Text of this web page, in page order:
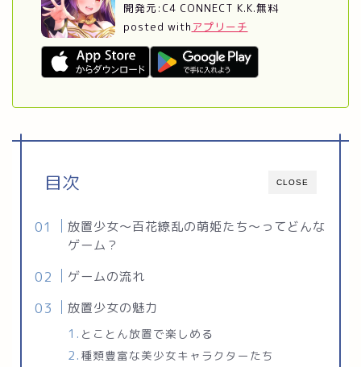
開発元: C4 CONNECT K.K.無料
posted with アプリーチ
CLOSE
目次
放置少女～百花繚乱の萌姫たち～ってどんな
ゲーム？
ゲームの流れ
放置少女の魅力
とことん放置で楽しめる
種類豊富な美少女キャラクターたち